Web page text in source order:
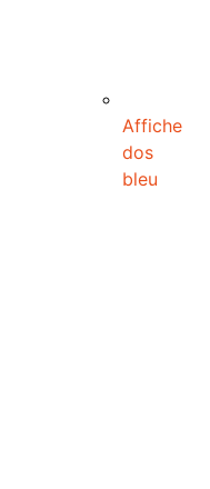
Affiche
dos
bleu